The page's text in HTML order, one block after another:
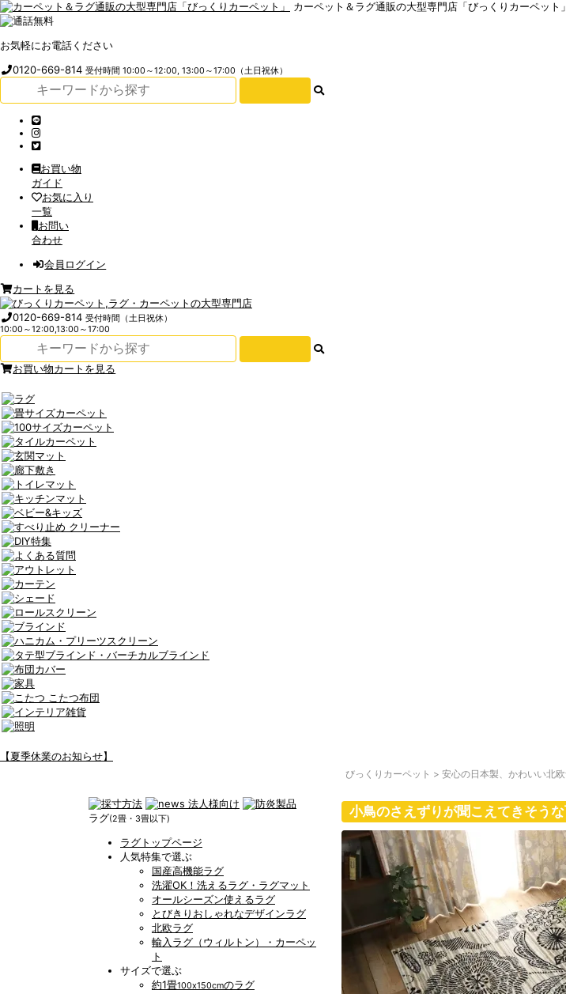
カーペット＆ラグ通販の大型専門店「びっくりカーペット」
お気軽にお電話ください
0120-669-814受付時間 10:00～12:00, 13:00～17:00（土日祝休）
お買い物
ガイド
お気に入り
一覧
お問い
合わせ
会員ログイン
カートを見る
0120-669-814受付時間（土日祝休）
10:00～12:00,13:00～17:00
お買い物カートを見る
【夏季休業のお知らせ】
ラグ(2畳・3畳以下)
ラグトップページ
人気特集で選ぶ
国産高機能ラグ
洗濯OK！洗えるラグ・ラグマット
オールシーズン使えるラグ
とびきりおしゃれなデザインラグ
北欧ラグ
輸入ラグ（ウィルトン）・カーペッ
ト
サイズで選ぶ
約1畳100x150cmのラグ
びっくりカーペット > 安心の日本製、かわいい北
小鳥のさえずりが聞こえてきそう